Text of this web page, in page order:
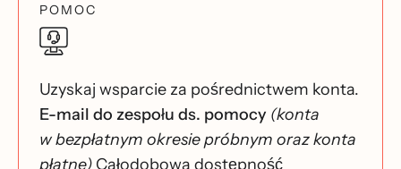
POMOC
Uzyskaj wsparcie za pośrednictwem konta.
E-mail do zespołu ds. pomocy (konta
w bezpłatnym okresie próbnym oraz konta
płatne) Całodobowa dostępność